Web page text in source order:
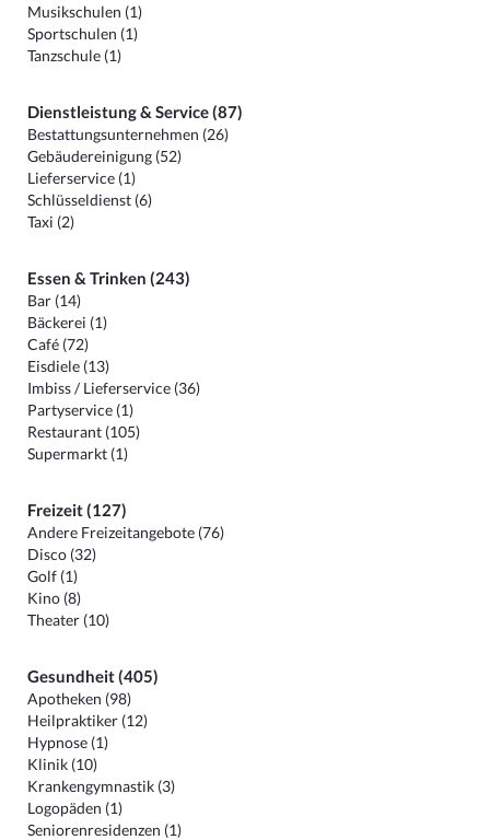
Musikschulen (1)
Sportschulen (1)
Tanzschule (1)
Dienstleistung & Service (87)
Bestattungsunternehmen (26)
Gebäudereinigung (52)
Lieferservice (1)
Schlüsseldienst (6)
Taxi (2)
Essen & Trinken (243)
Bar (14)
Bäckerei (1)
Café (72)
Eisdiele (13)
Imbiss / Lieferservice (36)
Partyservice (1)
Restaurant (105)
Supermarkt (1)
Freizeit (127)
Andere Freizeitangebote (76)
Disco (32)
Golf (1)
Kino (8)
Theater (10)
Gesundheit (405)
Apotheken (98)
Heilpraktiker (12)
Hypnose (1)
Klinik (10)
Krankengymnastik (3)
Logopäden (1)
Seniorenresidenzen (1)